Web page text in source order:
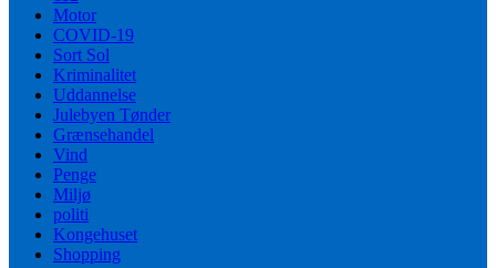
Motor
COVID-19
Sort Sol
Kriminalitet
Uddannelse
Julebyen Tønder
Grænsehandel
Vind
Penge
Miljø
politi
Kongehuset
Shopping